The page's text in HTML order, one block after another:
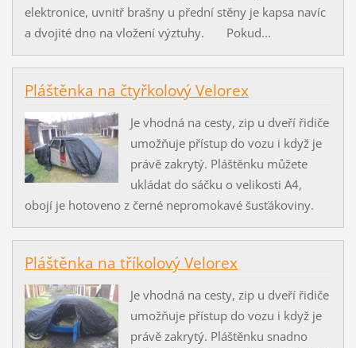
elektronice, uvnitř brašny u přední stěny je kapsa navíc
a dvojité dno na vložení výztuhy. Pokud...
Pláštěnka na čtyřkolový Velorex
Je vhodná na cesty, zip u dveří řidiče
umožňuje přístup do vozu i když je
právě zakrytý. Pláštěnku můžete
ukládat do sáčku o velikosti A4,
obojí je hotoveno z černé nepromokavé šusťákoviny.
Pláštěnka na tříkolový Velorex
Je vhodná na cesty, zip u dveří řidiče
umožňuje přístup do vozu i když je
právě zakrytý. Pláštěnku snadno